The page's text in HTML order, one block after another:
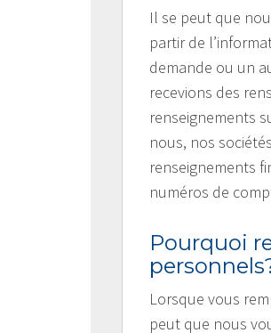
Il se peut que
partir de
demande ou un
recevions des
renseignements
nous, nos
renseignements
numéros de
Pourquoi
Lorsque vous
peut que nous